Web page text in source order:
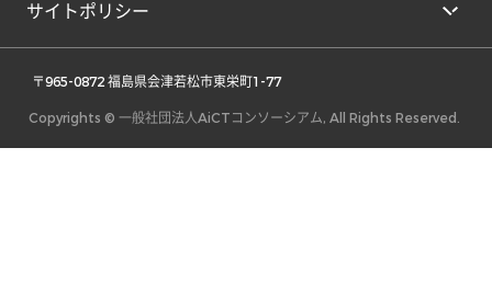
サイトポリシー
〒965-0872 福島県会津若松市東栄町1-77
Copyrights © 一般社団法人AiCTコンソーシアム, All Rights Reserved.